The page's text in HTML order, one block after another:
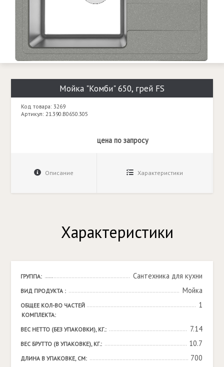
Мойка "Комби" 650, грей FS
Код товара: 3269
Артикул: 21.390.B0650.305
цена по запросу
Описание Характеристики
Характеристики
ГРУППА: Сантехника для кухни
ВИД ПРОДУКТА : Мойка
ОБЩЕЕ КОЛ-ВО ЧАСТЕЙ
КОМПЛЕКТА:
1
ВЕС НЕТТО (БЕЗ УПАКОВКИ), КГ.: 7.14
ВЕС БРУТТО (В УПАКОВКЕ), КГ.: 10.7
ДЛИНА В УПАКОВКЕ, СМ: 700